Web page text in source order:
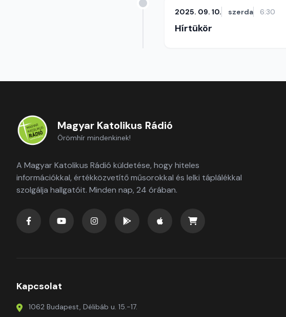
2025. 09. 10. szerda 6:30
Hírtükör
Magyar Katolikus Rádió
Örömhír mindenkinek!
A Magyar Katolikus Rádió küldetése, hogy hiteles
információkkal, értékközvetítő műsorokkal és lelki táplálékkal
szolgálja hallgatóit. Minden nap, 24 órában.
Kapcsolat
1062 Budapest, Délibáb u. 15.-17.